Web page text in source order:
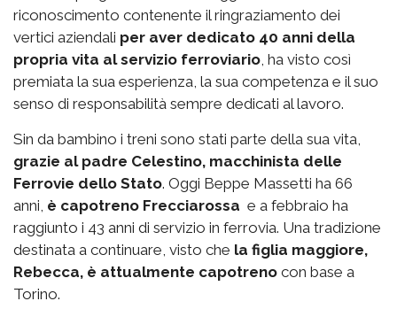
riconoscimento contenente il ringraziamento dei
vertici aziendali per aver dedicato 40 anni della
propria vita al servizio ferroviario, ha visto così
premiata la sua esperienza, la sua competenza e il suo
senso di responsabilità sempre dedicati al lavoro.
Sin da bambino i treni sono stati parte della sua vita,
grazie al padre Celestino, macchinista delle
Ferrovie dello Stato. Oggi Beppe Massetti ha 66
anni, è capotreno Frecciarossa e a febbraio ha
raggiunto i 43 anni di servizio in ferrovia. Una tradizione
destinata a continuare, visto che la figlia maggiore,
Rebecca, è attualmente capotreno con base a
Torino.